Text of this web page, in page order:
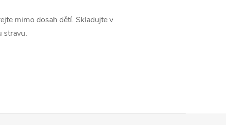
mimo dosah dětí. Skladujte v
stravu.